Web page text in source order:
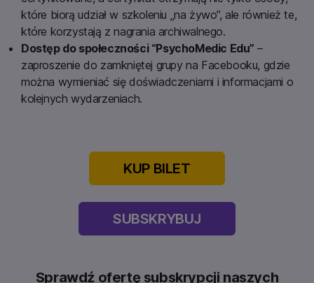
które biorą udział w szkoleniu „na żywo”, ale również te,
które korzystają z nagrania archiwalnego.
Dostęp do społeczności “PsychoMedic Edu” –
zaproszenie do zamkniętej grupy na Facebooku, gdzie
można wymieniać się doświadczeniami i informacjami o
kolejnych wydarzeniach.
KUP BILET
SUBSKRYBUJ
Sprawdź ofertę subskrypcji naszych